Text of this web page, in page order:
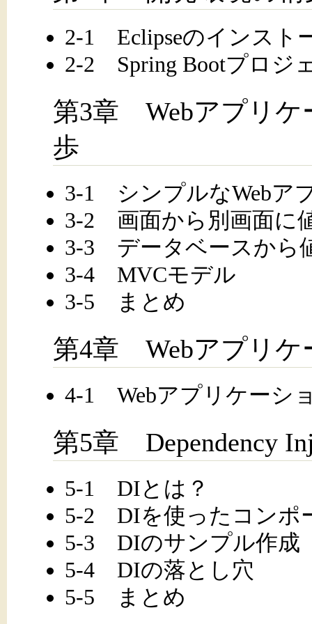
2-1 Eclipseのインスト
2-2 Spring Bootプロジ
第3章 Webアプリケ
歩
3-1 シンプルなWebア
3-2 画面から別画面に
3-3 データベースから
3-4 MVCモデル
3-5 まとめ
第4章 Webアプリケ
4-1 Webアプリケーシ
第5章 Dependency
5-1 DIとは？
5-2 DIを使ったコンポ
5-3 DIのサンプル作成
5-4 DIの落とし穴
5-5 まとめ